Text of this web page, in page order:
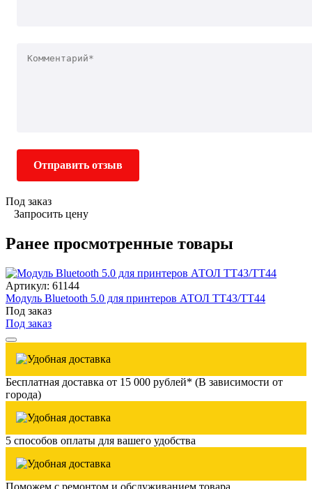
Отправить отзыв
Под заказ
Запросить цену
Ранее просмотренные товары
Артикул: 61144
Модуль Bluetooth 5.0 для принтеров АТОЛ TT43/TT44
Под заказ
Под заказ
Бесплатная доставка от 15 000 рублей* (В зависимости от
города)
5 способов оплаты для вашего удобства